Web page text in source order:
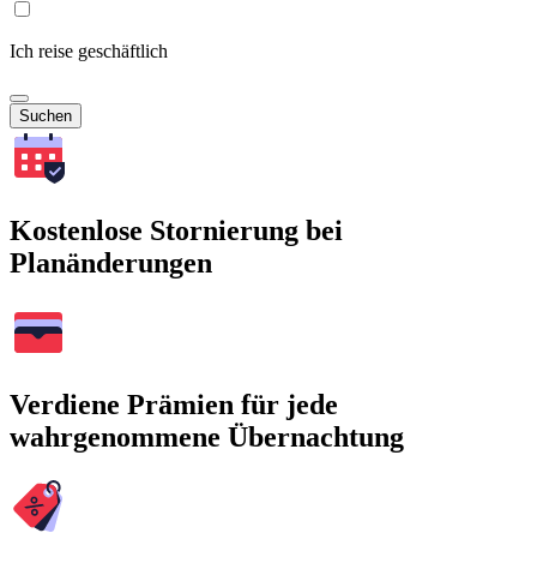
Ich reise geschäftlich
Suchen
Kostenlose Stornierung bei
Planänderungen
Verdiene Prämien für jede
wahrgenommene Übernachtung